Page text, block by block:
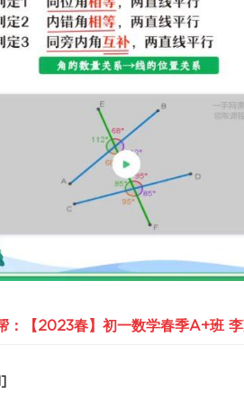
：【2023春】初一数学春季A+班 李